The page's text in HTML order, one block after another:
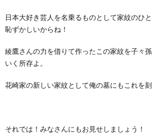
日本大好き芸人を名乗るものとして家紋のひ
恥ずかしいからね！
綾鷹さんの力を借りて作ったこの家紋を子々
いく所存よ。
花崎家の新しい家紋として俺の墓にもこれを刻
それでは！みなさんにもお見せしましょう！